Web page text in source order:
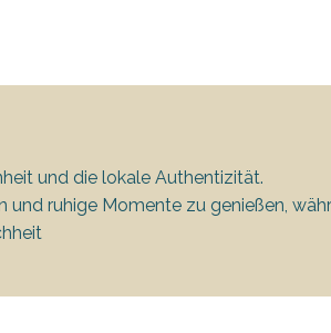
und die lokale Authentizität.
und ruhige Momente zu genießen,